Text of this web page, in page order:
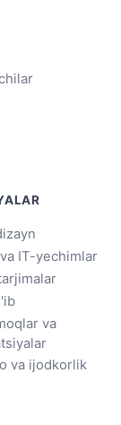
IT-yechimlar
va
va ijodkorlik